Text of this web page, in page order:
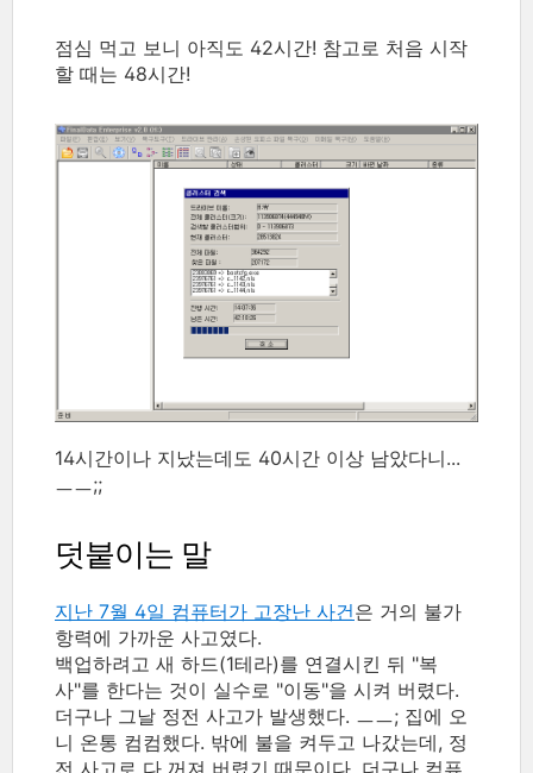
점심 먹고 보니 아직도 42시간! 참고로 처음 시작
할 때는 48시간!
14시간이나 지났는데도 40시간 이상 남았다니...
ㅡㅡ;;
덧붙이는 말
지난 7월 4일 컴퓨터가 고장난 사건은 거의 불가
항력에 가까운 사고였다.
백업하려고 새 하드(1테라)를 연결시킨 뒤 "복
사"를 한다는 것이 실수로 "이동"을 시켜 버렸다.
더구나 그날 정전 사고가 발생했다. ㅡㅡ; 집에 오
니 온통 컴컴했다. 밖에 불을 켜두고 나갔는데, 정
전 사고로 다 꺼져 버렸기 때문이다. 더구나 컴퓨